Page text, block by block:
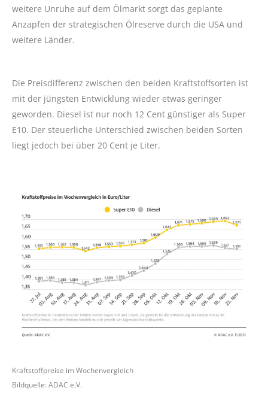
weitere Unruhe auf dem Ölmarkt sorgt das geplante
Anzapfen der strategischen Ölreserve durch die USA und
weitere Länder.
Die Preisdifferenz zwischen den beiden Kraftstoffsorten ist
mit der jüngsten Entwicklung wieder etwas geringer
geworden. Diesel ist nur noch 12 Cent günstiger als Super
E10. Der steuerliche Unterschied zwischen beiden Sorten
liegt jedoch bei über 20 Cent je Liter.
Kraftstoffpreise im Wochenvergleich
Bildquelle: ADAC e.V.